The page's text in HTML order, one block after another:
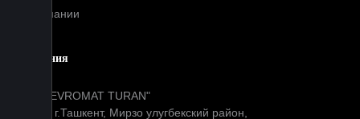
О компании
Компания
ООО "EVROMAT TURAN"
Адрес: г.Ташкент, Мирзо улугбекский район,